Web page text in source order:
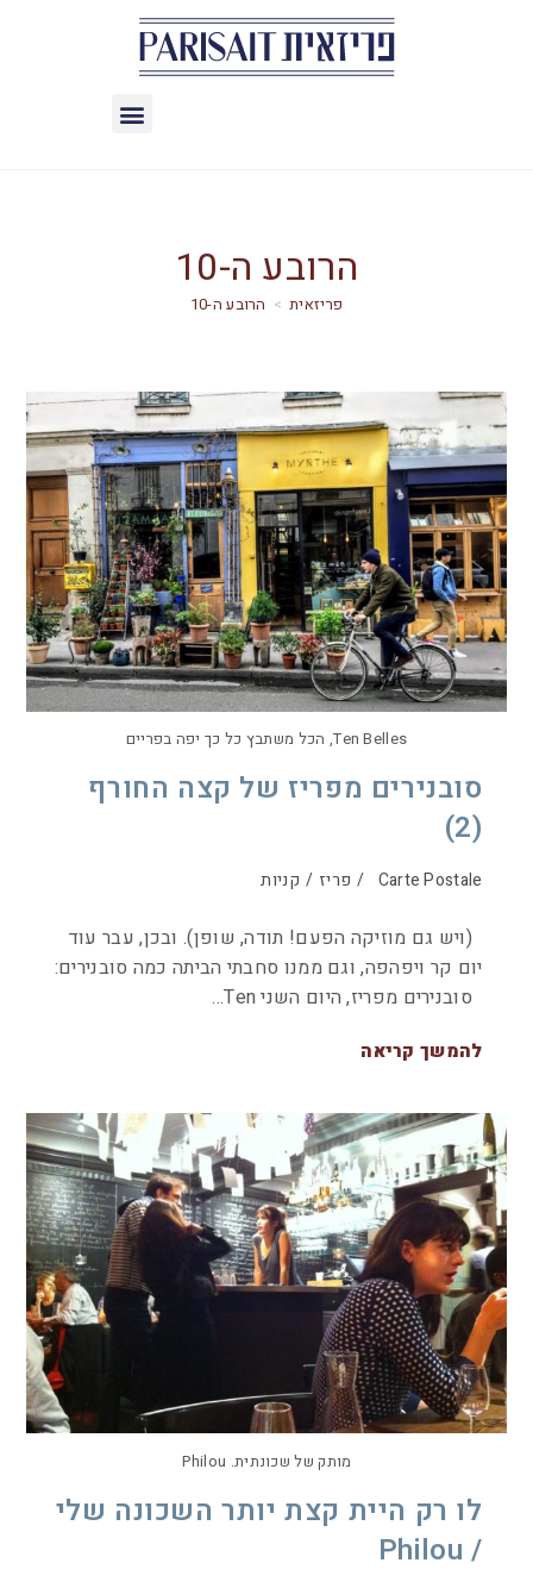
הרובע ה-10
> הרובע ה-10
Ten Belles, הכל משתבץ כל כך יפה בפריים
סובנירים מפריז של קצה החורף
(2)
Carte Postale
/ פריז / קניות
(ויש גם מוזיקה הפעם! תודה, שופן). ובכן, עבר עוד
יום קר ויפהפה, וגם ממנו סחבתי הביתה כמה סובנירים:
סובנירים מפריז, היום השני Ten…
להמשך קריאה
מותק של שכונתית. Philou
לו רק היית קצת יותר השכונה שלי
/ Philou